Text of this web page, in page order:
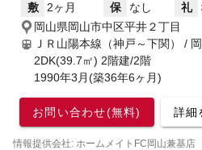
敷 2ヶ月 保 なし 礼
岡山県岡山市中区平井２丁目
ＪＲ山陽本線（神戸～下関） /
2DK(39.7㎡) 2階建/2階
1990年3月(築36年6ヶ月)
お問い合わせ(無料) 詳細
情報提供会社: ホームメイトFC岡山兼基